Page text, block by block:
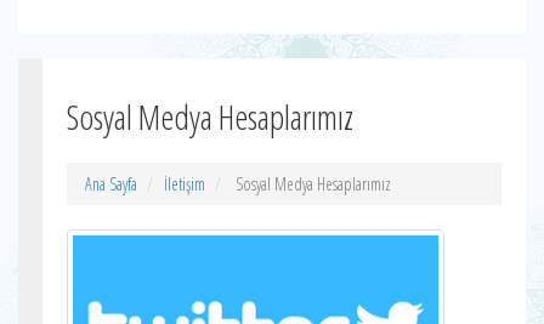
Sosyal Medya Hesaplarımız
Ana Sayfa İletişim Sosyal Medya Hesaplarımız